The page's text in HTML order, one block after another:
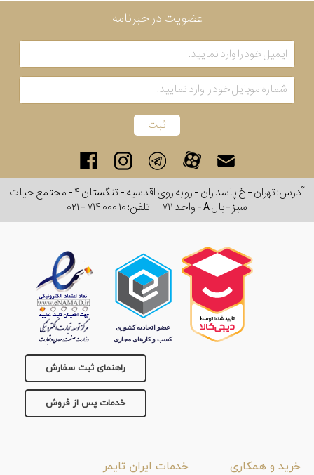
عضویت در خبرنامه
آدرس: تهران - خ پاسداران - رو به روی اقدسیه - تنگستان ۴ - مجتمع حیات
سبز - بال A - واحد ۷۱۱
تلفن:۰۲۱ - ۷۱۴ ۰۰۰ ۱۰
راهنمای ثبت سفارش
خدمات پس از فروش
خرید و همکاری خدمات ایران تایمر